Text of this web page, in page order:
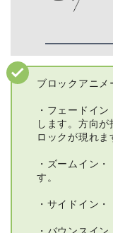
ブロックアニメ
・フェードイ
します。方向
ロックが現れま
・ズームイン
す。
・サイドイン